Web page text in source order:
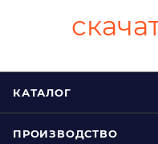
КАТАЛОГ
ПРОИЗВОДСТВО